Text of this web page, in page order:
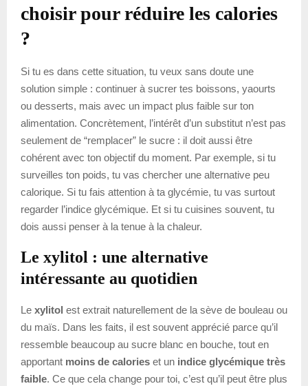
choisir pour réduire les calories
?
Si tu es dans cette situation, tu veux sans doute une
solution simple : continuer à sucrer tes boissons, yaourts
ou desserts, mais avec un impact plus faible sur ton
alimentation. Concrètement, l’intérêt d’un substitut n’est pas
seulement de “remplacer” le sucre : il doit aussi être
cohérent avec ton objectif du moment. Par exemple, si tu
surveilles ton poids, tu vas chercher une alternative peu
calorique. Si tu fais attention à ta glycémie, tu vas surtout
regarder l’indice glycémique. Et si tu cuisines souvent, tu
dois aussi penser à la tenue à la chaleur.
Le xylitol : une alternative
intéressante au quotidien
Le xylitol est extrait naturellement de la sève de bouleau ou
du maïs. Dans les faits, il est souvent apprécié parce qu’il
ressemble beaucoup au sucre blanc en bouche, tout en
apportant moins de calories et un indice glycémique très
faible. Ce que cela change pour toi, c’est qu’il peut être plus